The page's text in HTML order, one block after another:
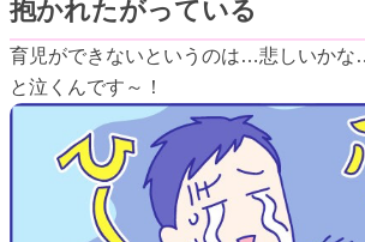
抱かれたがっている
育児ができないというのは…悲しいかな
と泣くんです～！